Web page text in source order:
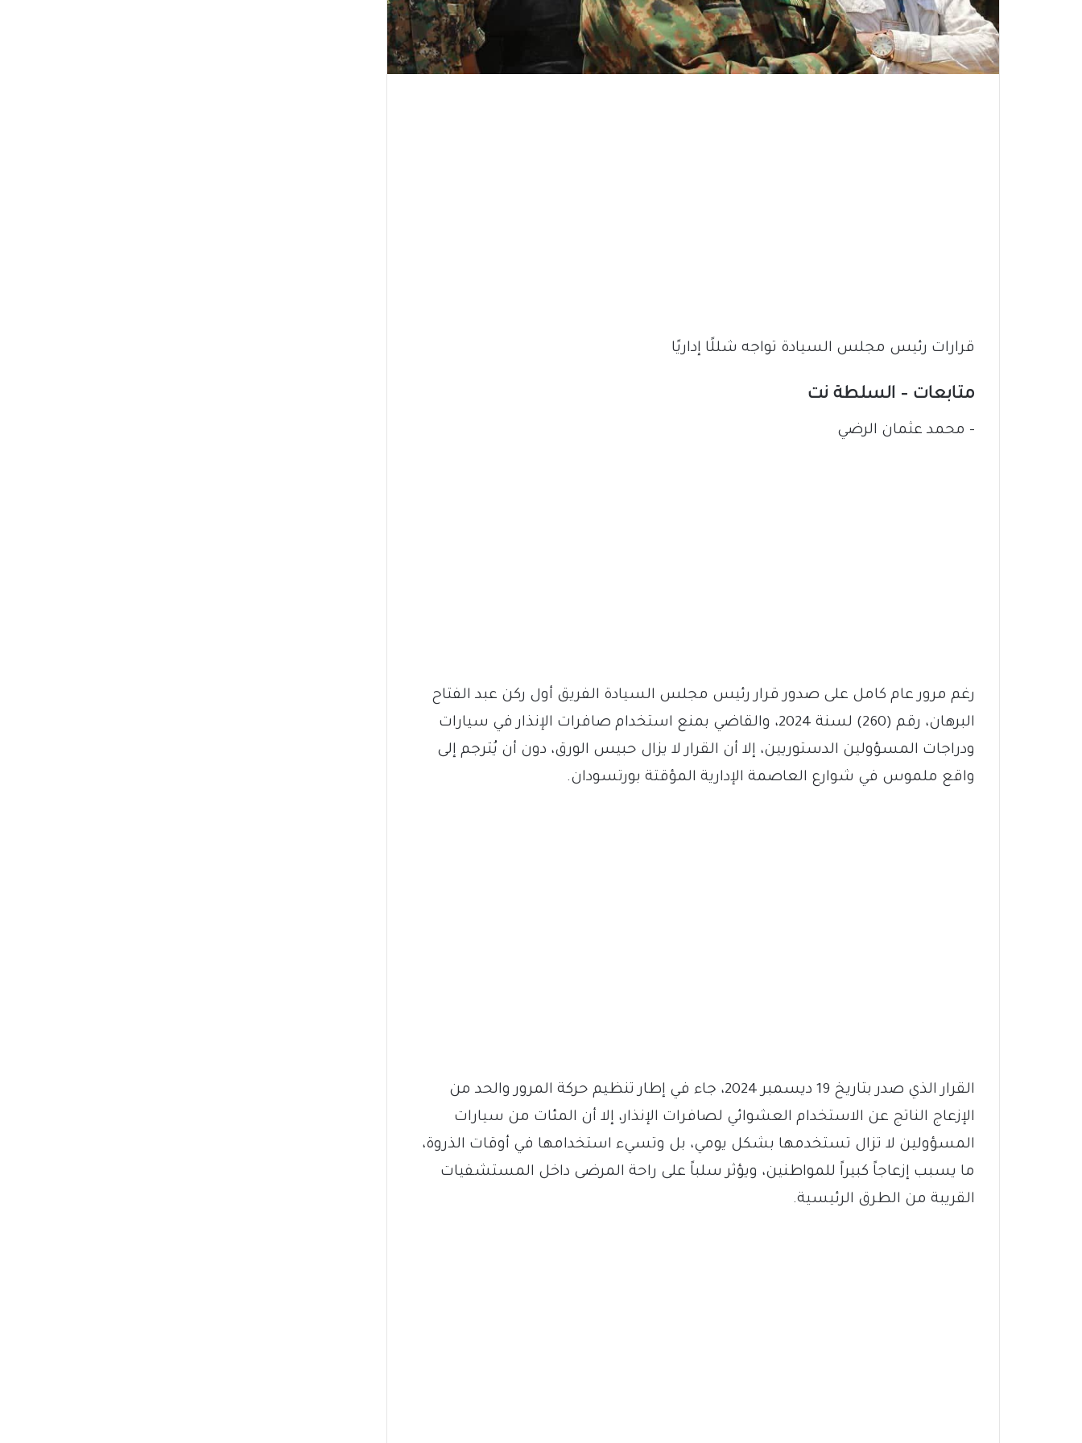
قرارات رئيس مجلس السيادة تواجه شللًا إداريًا
متابعات – السلطة نت
– محمد عثمان الرضي
رغم مرور عام كامل على صدور قرار رئيس مجلس السيادة الفريق أول ركن عبد الفتاح
البرهان، رقم (260) لسنة 2024، والقاضي بمنع استخدام صافرات الإنذار في سيارات
ودراجات المسؤولين الدستوريين، إلا أن القرار لا يزال حبيس الورق، دون أن يُترجم إلى
واقع ملموس في شوارع العاصمة الإدارية المؤقتة بورتسودان.
القرار الذي صدر بتاريخ 19 ديسمبر 2024، جاء في إطار تنظيم حركة المرور والحد من
الإزعاج الناتج عن الاستخدام العشوائي لصافرات الإنذار، إلا أن المئات من سيارات
المسؤولين لا تزال تستخدمها بشكل يومي، بل وتسيء استخدامها في أوقات الذروة،
ما يسبب إزعاجاً كبيراً للمواطنين، ويؤثر سلباً على راحة المرضى داخل المستشفيات
القريبة من الطرق الرئيسية.